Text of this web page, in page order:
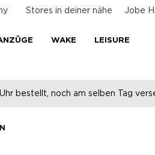
Jobe
Stores in deiner nähe
WAKE LEISURE
bestellt, noch am selben Tag